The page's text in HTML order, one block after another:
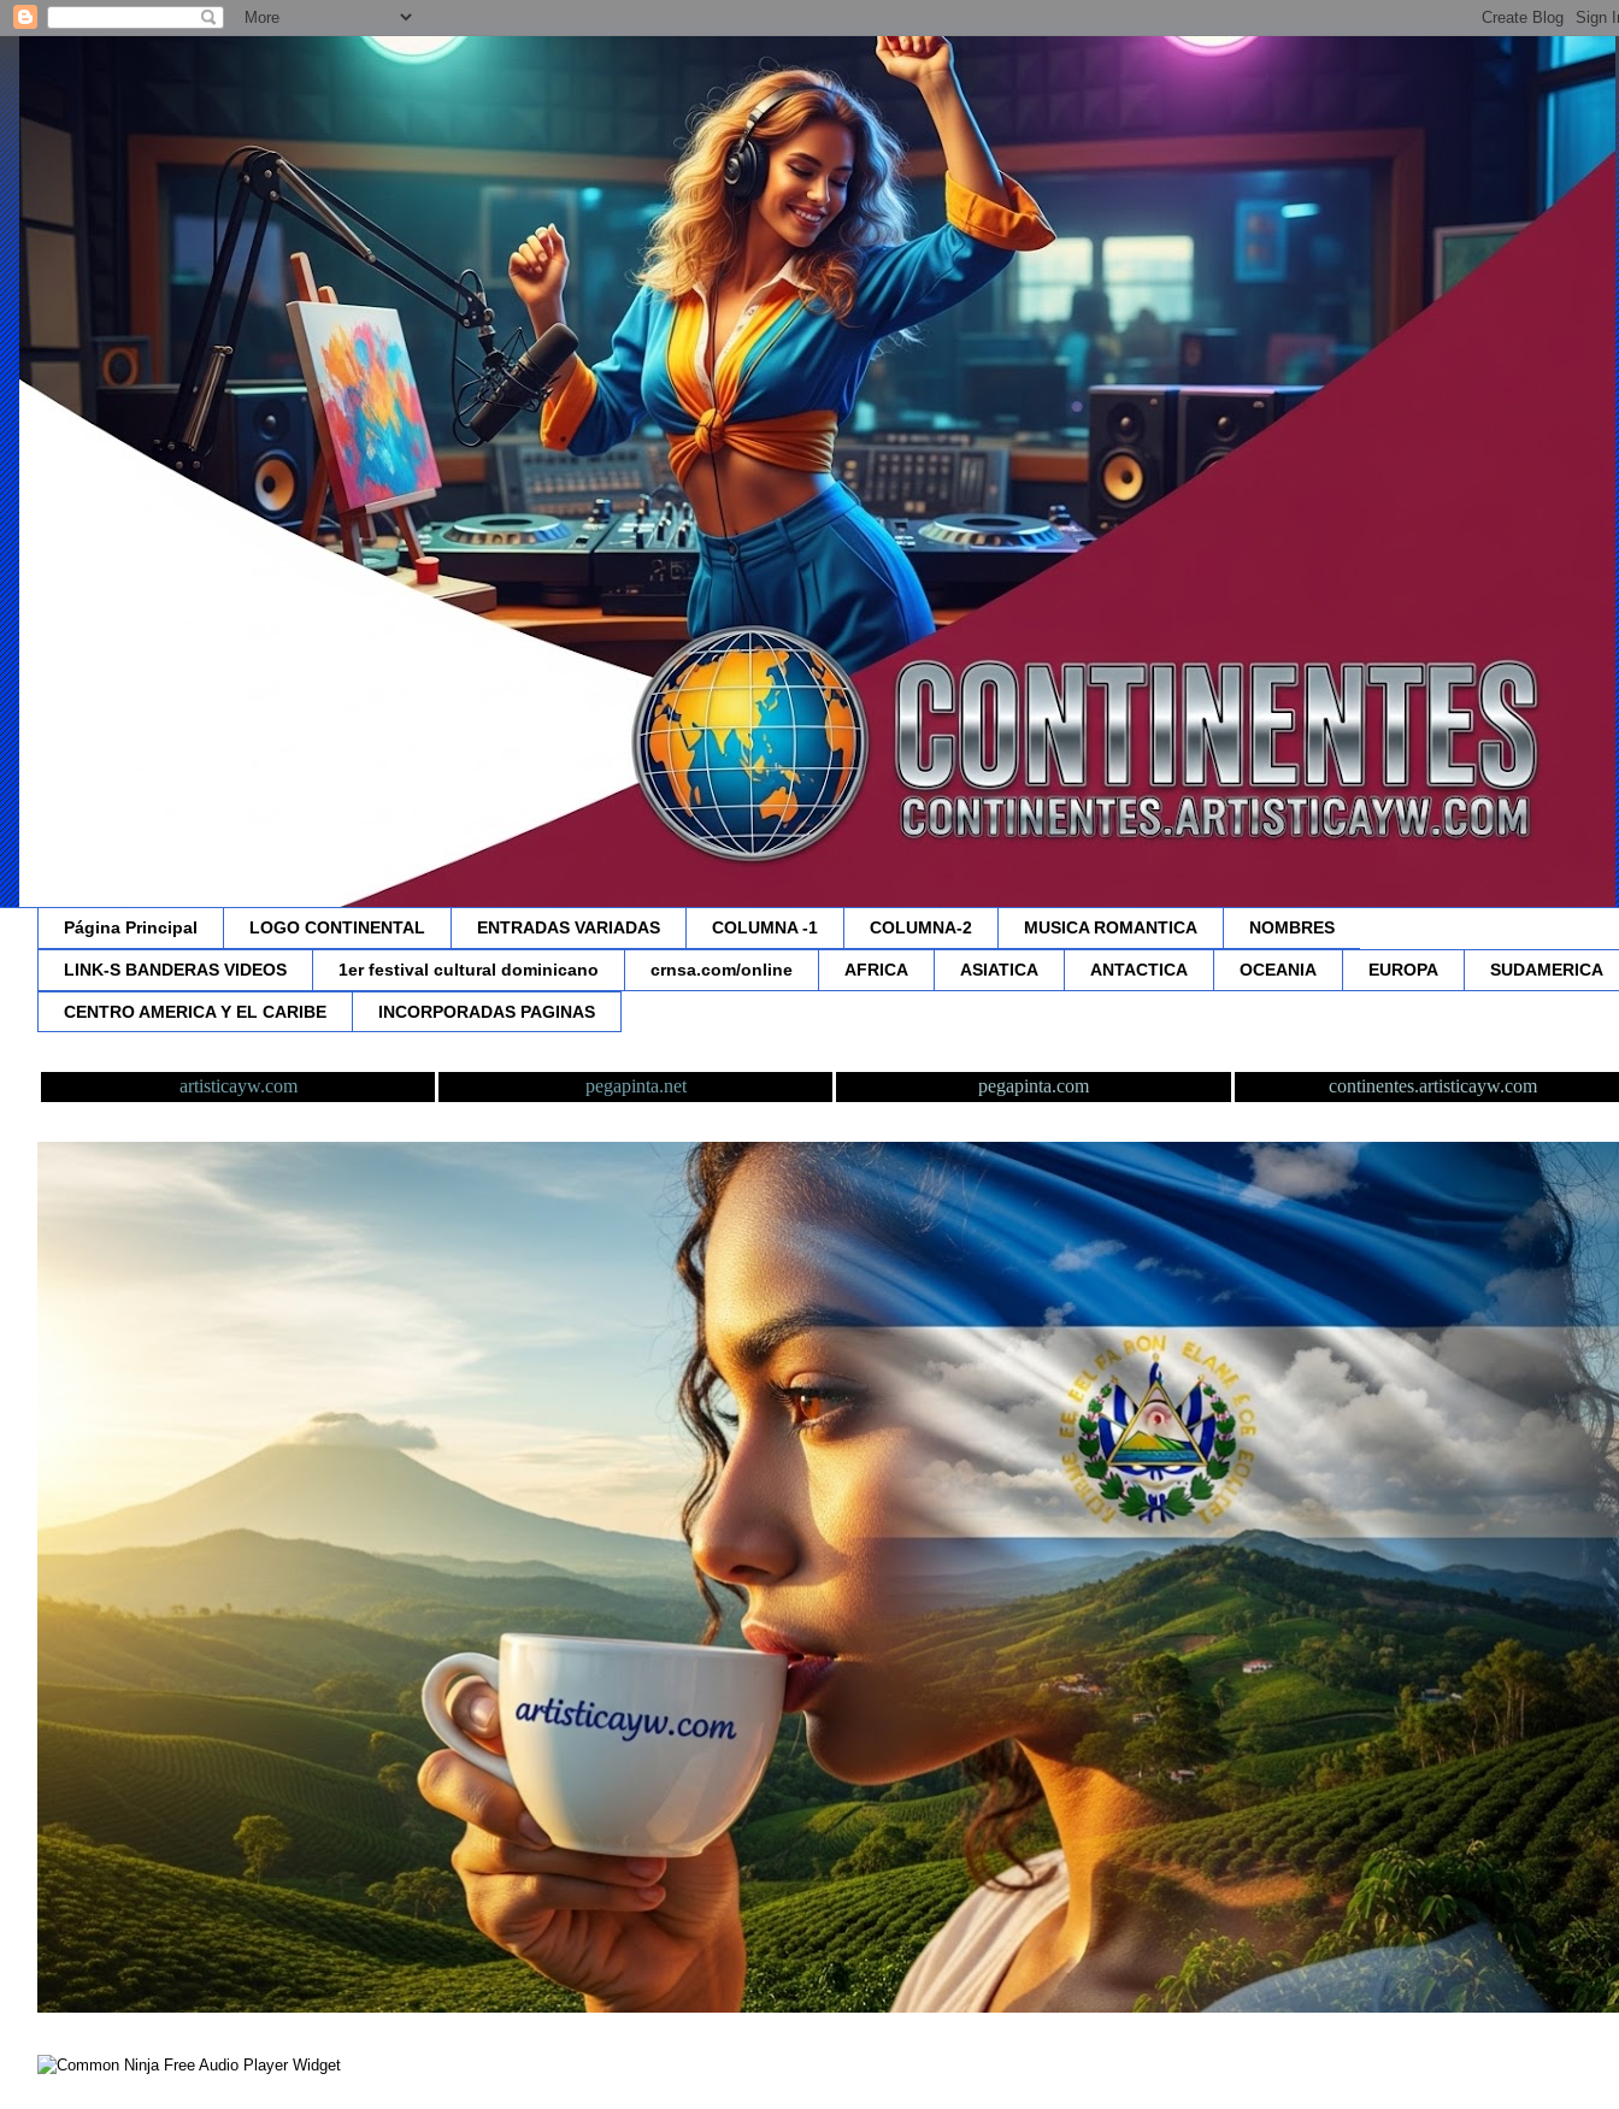
Página Principal LOGO CONTINENTAL ENTRADAS VARIADAS COLUMNA -1 COLUMNA-2 MUSICA ROMANTICA NOMBRES
LINK-S BANDERAS VIDEOS 1er festival cultural dominicano crnsa.com/online AFRICA ASIATICA ANTACTICA OCEANIA EUROPA SUDAMERICA
CENTRO AMERICA Y EL CARIBE INCORPORADAS PAGINAS
artisticayw.com pegapinta.net pegapinta.com continentes.artisticayw.com
Free Audio Player Widget